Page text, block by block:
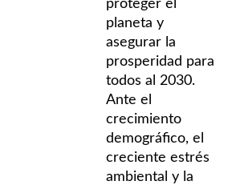
proteger el
planeta y
asegurar la
prosperidad para
todos al 2030.
Ante el
crecimiento
demográfico, el
creciente estrés
ambiental y la